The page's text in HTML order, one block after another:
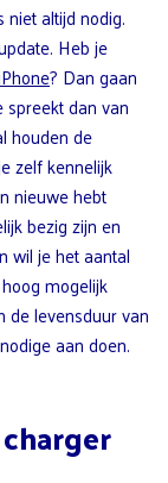
altijd nodig.
Heb je
? Dan gaan
spreekt dan van
houden de
zelf kennelijk
nieuwe hebt
bezig zijn en
wil je het aantal
mogelijk
de levensduur van
aan doen.